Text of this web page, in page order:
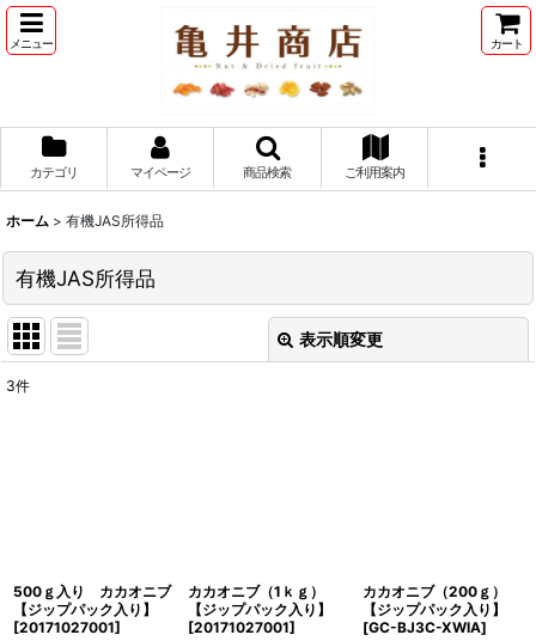
メニュー カート
カテゴリ マイページ 商品検索 ご利用案内
ホーム > 有機JAS所得品
有機JAS所得品
表示順変更
3件
500ｇ入り カカオニブ
【ジップパック入り】
[20171027001]
カカオニブ（1ｋｇ）
【ジップパック入り】
[20171027001]
カカオニブ（200ｇ）
【ジップパック入り】
[GC-BJ3C-XWIA]